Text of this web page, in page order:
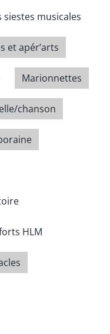
siestes musicales
et apér’arts
Marionnettes
chanson
HLM